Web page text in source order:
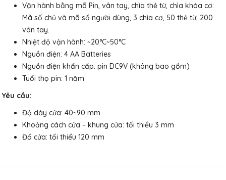
Vận hành bằng mã Pin, vân tay, chìa thẻ từ, chìa khóa cơ:
Mã số chủ và mã số người dùng, 3 chìa cơ, 50 thẻ từ, 200
vân tay.
Nhiệt độ vận hành: ~20°C~50°C
Nguồn điện: 4 AA Batteries
Nguồn điện khẩn cấp: pin DC9V (không bao gồm)
Tuổi thọ pin: 1 năm
Yêu cầu:
Độ dày cửa: 40~90 mm
Khoảng cách cửa – khung cửa: tối thiểu 3 mm
Đố cửa: tối thiểu 120 mm